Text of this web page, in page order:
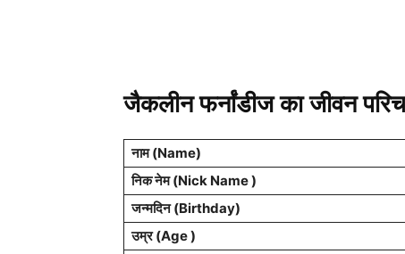
जैकलीन फर्नांडीज का जीवन
नाम (Name)
निक नेम (Nick Name )
जन्मदिन (Birthday)
उम्र (Age )